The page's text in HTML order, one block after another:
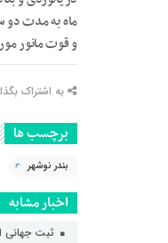
ماه به مدت دو
و قوت مانور
به اشتراک
برچسب ها
بندر نوشهر
اخبار مشابه
ثبت جهانی